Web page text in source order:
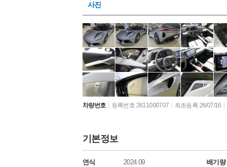
사진
차량번호 등록번호 2611000707 최초등록 26/07/16
기본정보
연식 2024.09 배기량